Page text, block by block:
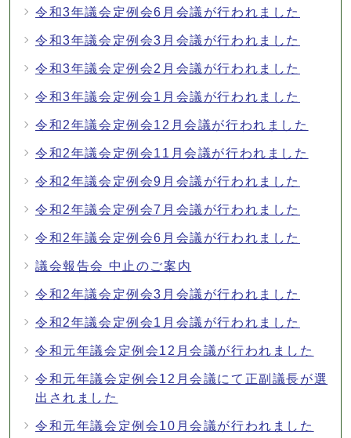
令和3年議会定例会6月会議が行われました
令和3年議会定例会3月会議が行われました
令和3年議会定例会2月会議が行われました
令和3年議会定例会1月会議が行われました
令和2年議会定例会12月会議が行われました
令和2年議会定例会11月会議が行われました
令和2年議会定例会9月会議が行われました
令和2年議会定例会7月会議が行われました
令和2年議会定例会6月会議が行われました
議会報告会 中止のご案内
令和2年議会定例会3月会議が行われました
令和2年議会定例会1月会議が行われました
令和元年議会定例会12月会議が行われました
令和元年議会定例会12月会議にて正副議長が選
出されました
令和元年議会定例会10月会議が行われました